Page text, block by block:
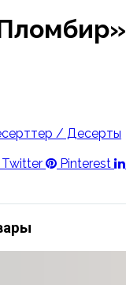
/ Десерты
Twitter Pinterest